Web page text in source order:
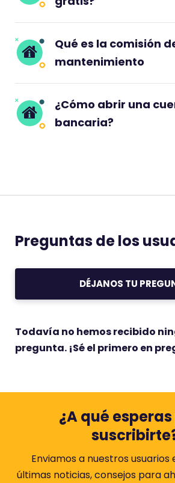
Qué es la comisión
mantenimiento
¿Cómo abrir una
bancaria?
Preguntas de los
DÉJANOS TU
Todavía no hemos recibido
pregunta. ¡Sé el primero en
¿A qué
Enviamos a nuestros usuarios
últimas noticias, consejos para